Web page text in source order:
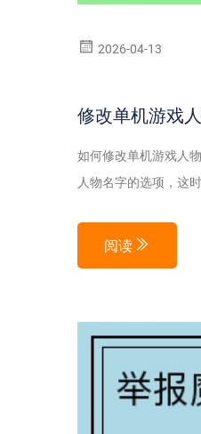
2026-04-13
修改单机游戏
如何修改单机游戏人
人物名字的选项，这
阅读